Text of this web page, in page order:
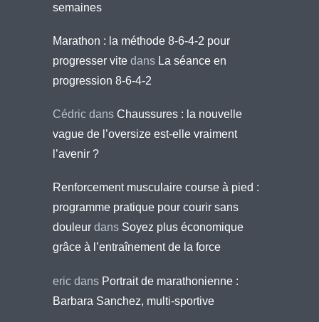
semaines
Marathon : la méthode 8-6-4-2 pour
progresser vite dans La séance en
progression 8-6-4-2
Cédric dans Chaussures : la nouvelle
vague de l’oversize est-elle vraiment
l’avenir ?
Renforcement musculaire course à pied :
programme pratique pour courir sans
douleur dans Soyez plus économique
grâce à l’entraînement de la force
eric dans Portrait de marathonienne :
Barbara Sanchez, multi-sportive